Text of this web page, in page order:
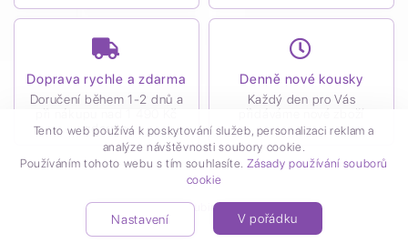
Doprava rychle a zdarma
Doručení během 1-2 dnů a
při nákupu nad 1 490 Kč
zdarma
Denně nové kousky
Každý den pro Vás
přidáváme nové zboží
Tento web používá k poskytování služeb, personalizaci reklam a
analýze návštěvnosti soubory cookie.
Používáním tohoto webu s tím souhlasíte. Zásady používání souborů
cookie
Nastavení V pořádku
VytvořilKubiro